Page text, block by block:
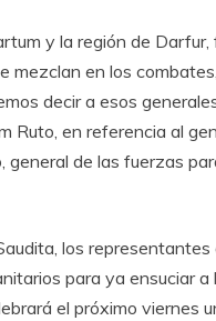
y la región de
mezclan en los
decir a esos
Ruto, en referencia al
general de las fuerzas
los
para ya ensuciar
el próximo viernes